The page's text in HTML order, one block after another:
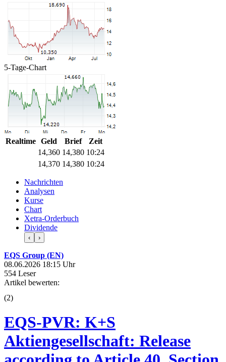
5-Tage-Chart
Realtime Geld Brief
Zeit
14,360 14,380 10:24
14,370 14,380 10:24
Nachrichten
Analysen
Kurse
Chart
Xetra-Orderbuch
Dividende
‹ ›
EQS Group (EN)
08.06.2026 18:15 Uhr
554 Leser
Artikel bewerten:
(2)
EQS-PVR: K+S
Aktiengesellschaft: Release